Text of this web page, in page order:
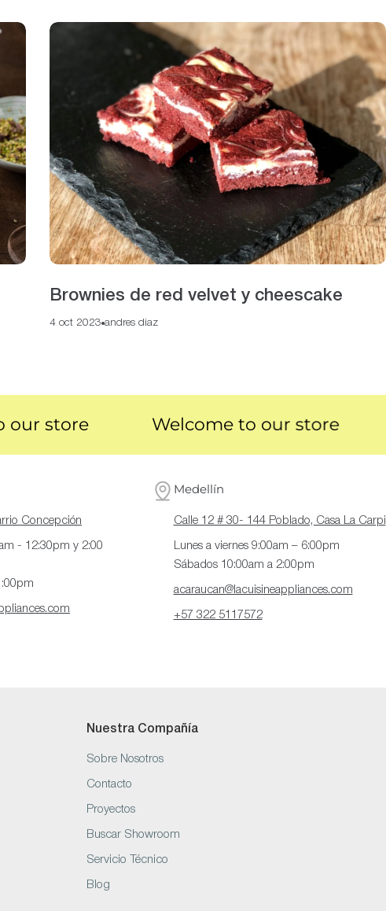
Brownies de red velvet y cheescake
4 oct 2023 andres diaz
store Welcome to our store
Concepción
- 12:30pm y 2:00
Medellín
Calle 12 # 30- 144 Poblado, Casa La Carpi
Lunes a viernes 9:00am – 6:00pm
Sábados 10:00am a 2:00pm
acaraucan@lacuisineappliances.com
+57 322 5117572
Nuestra Compañía
Sobre Nosotros
Contacto
Proyectos
Buscar Showroom
Servicio Técnico
Blog